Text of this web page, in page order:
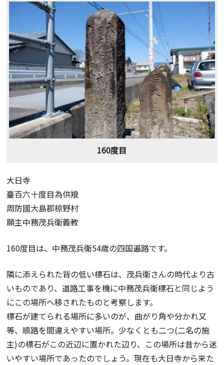
160度目
大日寺
臺百六十度目為供羪
周防國大島郡椋野村
願主中務茂兵衛義教
160度目は、中務茂兵衛54歳の四国遍路です。
隣に添えられた背の低い標石は、茂兵衛さんの時代より古
いものであり、道路工事を機に中務茂兵衛標石と同じよう
にこの場所へ移されたものと考察します。
標石が建てられる場所に多いのが、曲がり角や分かれ又
等、順路を間違えやすい場所。少なくとも二つ(二名の施
主)の標石がこの近辺に置かれた辺り、この場所は昔から迷
いやすい場所であったのでしょう。現在も大日寺から来た